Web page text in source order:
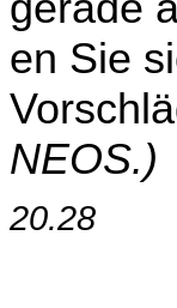
en Sie
NEOS.)
20.28